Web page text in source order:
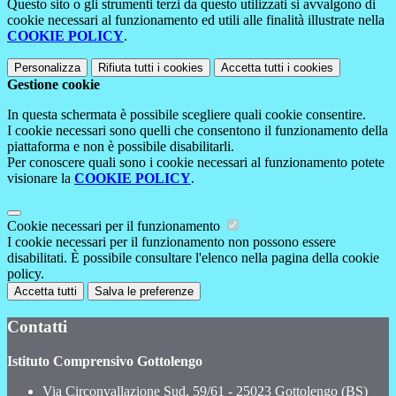
Questo sito o gli strumenti terzi da questo utilizzati si avvalgono di
cookie necessari al funzionamento ed utili alle finalità illustrate nella
COOKIE POLICY.
Personalizza Rifiuta tutti i cookies Accetta tutti i cookies
Gestione cookie
In questa schermata è possibile scegliere quali cookie consentire.
I cookie necessari sono quelli che consentono il funzionamento della
piattaforma e non è possibile disabilitarli.
Per conoscere quali sono i cookie necessari al funzionamento potete
visionare la COOKIE POLICY.
Cookie necessari per il funzionamento
I cookie necessari per il funzionamento non possono essere
disabilitati. È possibile consultare l'elenco nella pagina della cookie
policy.
Accetta tutti Salva le preferenze
Contatti
Istituto Comprensivo Gottolengo
Via Circonvallazione Sud, 59/61 - 25023 Gottolengo (BS)